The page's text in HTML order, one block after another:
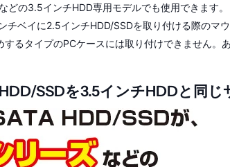
どの3.5インチHDD専用モデルでも使用できます。
チベイに2.5インチHDD/SSDを取り付ける際のマ
るタイプのPCケースには取り付けできません。
SSDを3.5インチHDDと同じ